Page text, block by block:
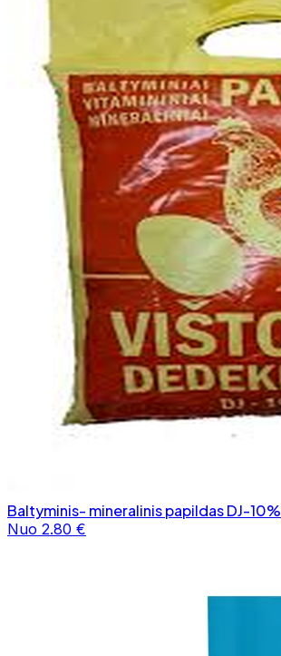
Baltyminis- mineralinis papildas DJ-10%
Nuo 2.80 €